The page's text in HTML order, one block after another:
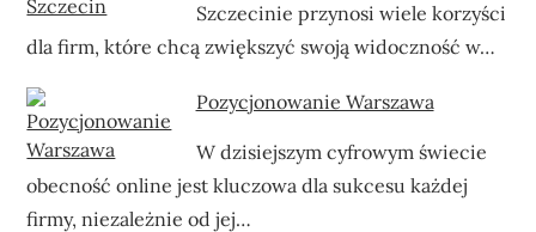
Szczecinie przynosi wiele korzyści
dla firm, które chcą zwiększyć swoją widoczność w…
Pozycjonowanie Warszawa
W dzisiejszym cyfrowym świecie
obecność online jest kluczowa dla sukcesu każdej
firmy, niezależnie od jej…